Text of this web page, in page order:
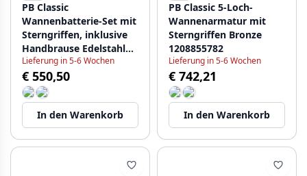
PB Classic
Wannenbatterie-Set mit
Sterngriffen, inklusive
Handbrause Edelstahl
1208855232
Lieferung in 5-6 Wochen
€ 550,50
In den Warenkorb
PB Classic 5-Loch-
Wannenarmatur mit
Sterngriffen Bronze
1208855782
Lieferung in 5-6 Wochen
€ 742,21
In den Warenkorb